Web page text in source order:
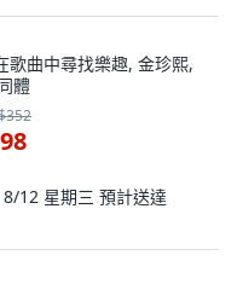
歌曲中尋找樂趣, 金珍熙,
體
8/12 星期三 預計送達